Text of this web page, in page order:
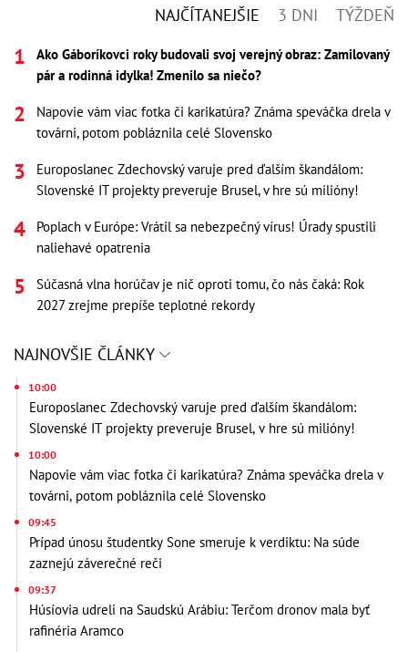
NAJČÍTANEJŠIE 3 DNI TÝŽDEŇ
Ako Gáboríkovci roky budovali svoj verejný obraz: Zamilovaný
pár a rodinná idylka! Zmenilo sa niečo?
Napovie vám viac fotka či karikatúra? Známa speváčka drela v
továrni, potom pobláznila celé Slovensko
Europoslanec Zdechovský varuje pred ďalším škandálom:
Slovenské IT projekty preveruje Brusel, v hre sú milióny!
Poplach v Európe: Vrátil sa nebezpečný vírus! Úrady spustili
naliehavé opatrenia
Súčasná vlna horúčav je nič oproti tomu, čo nás čaká: Rok
2027 zrejme prepíše teplotné rekordy
NAJNOVŠIE ČLÁNKY
10:00
Europoslanec Zdechovský varuje pred ďalším škandálom:
Slovenské IT projekty preveruje Brusel, v hre sú milióny!
10:00
Napovie vám viac fotka či karikatúra? Známa speváčka drela v
továrni, potom pobláznila celé Slovensko
09:45
Prípad únosu študentky Sone smeruje k verdiktu: Na súde
zaznejú záverečné reči
09:37
Húsíovia udreli na Saudskú Arábiu: Terčom dronov mala byť
rafinéria Aramco